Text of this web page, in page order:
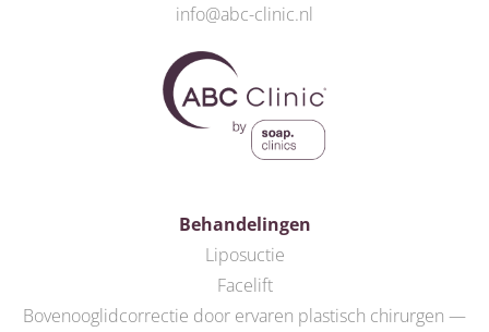
info@abc-clinic.nl
Behandelingen
Liposuctie
Facelift
Bovenooglidcorrectie door ervaren plastisch chirurgen —